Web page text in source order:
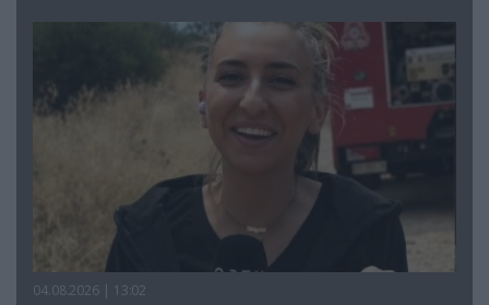
04.08.2026 | 13:02